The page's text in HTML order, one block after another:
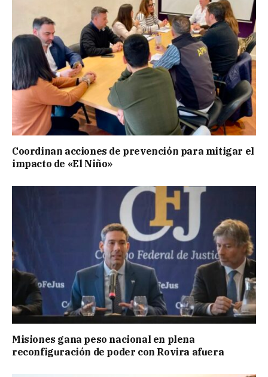
Coordinan acciones de prevención para mitigar el
impacto de «El Niño»
Misiones gana peso nacional en plena
reconfiguración de poder con Rovira afuera